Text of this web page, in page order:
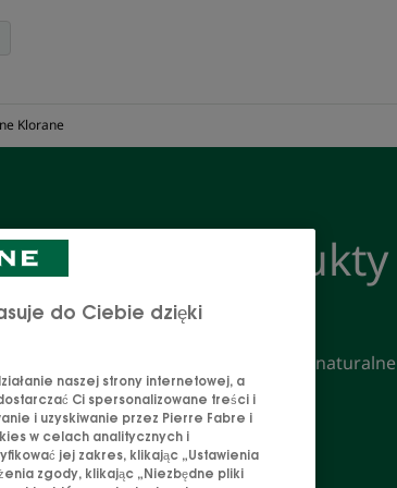
Klorane
- produkty
włosów normalnych, zawierających naturalne
potrzebom.
do Ciebie dzięki
naszej strony internetowej, a
Ci spersonalizowane treści i
i uzyskiwanie przez Pierre Fabre i
w celach analitycznych i
jej zakres, klikając „Ustawienia
zgody, klikając „Niezbędne pliki